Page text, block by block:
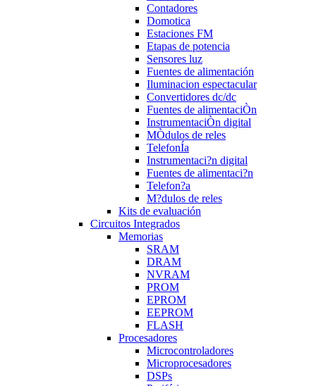
Contadores
Domotica
Estaciones FM
Etapas de potencia
Sensores luz
Fuentes de alimentación
Iluminacion espectacular
Convertidores dc/dc
Fuentes de alimentaciÒn
InstrumentaciÒn digital
MÒdulos de reles
TelefonÍa
Instrumentaci?n digital
Fuentes de alimentaci?n
Telefon?a
M?dulos de reles
Kits de evaluación
Circuitos Integrados
Memorias
SRAM
DRAM
NVRAM
PROM
EPROM
EEPROM
FLASH
Procesadores
Microcontroladores
Microprocesadores
DSPs